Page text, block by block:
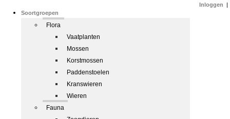
Soortgroepen
Flora
Vaatplanten
Mossen
Korstmossen
Paddenstoelen
Kranswieren
Wieren
Fauna
Inloggen |